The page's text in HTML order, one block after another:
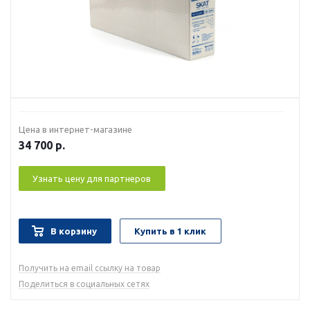
Цена в интернет-магазине
34 700 р.
Узнать цену для партнеров
В корзину Купить в 1 клик
Получить на email ссылку на товар
Поделиться в социальных сетях